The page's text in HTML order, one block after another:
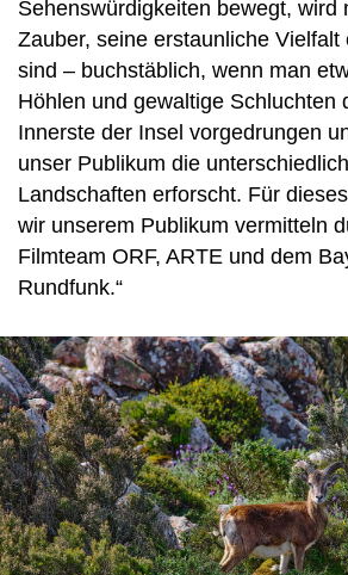
Sehenswürdigkeiten bewegt, wird
Zauber, seine erstaunliche Vielfalt
sind – buchstäblich, wenn man
Höhlen und gewaltige Schluchten
Innerste der Insel vorgedrungen
unser Publikum die
Landschaften erforscht. Für
wir unserem Publikum vermitteln
Filmteam ORF, ARTE und dem
Rundfunk.“